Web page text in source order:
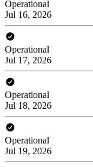
Operational
Jul 16, 2026
Operational
Jul 17, 2026
Operational
Jul 18, 2026
Operational
Jul 19, 2026